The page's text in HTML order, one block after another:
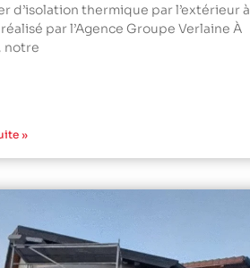
d’isolation thermique par l’extérieur à
par l’Agence Groupe Verlaine À
notre
»